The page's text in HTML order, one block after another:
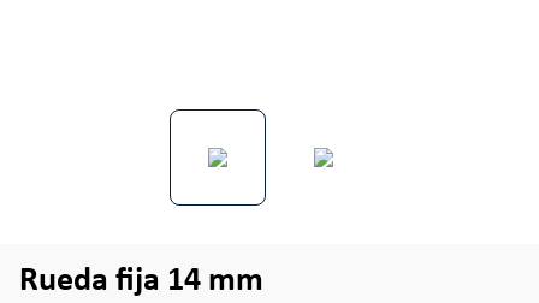
Rueda fija 14 mm